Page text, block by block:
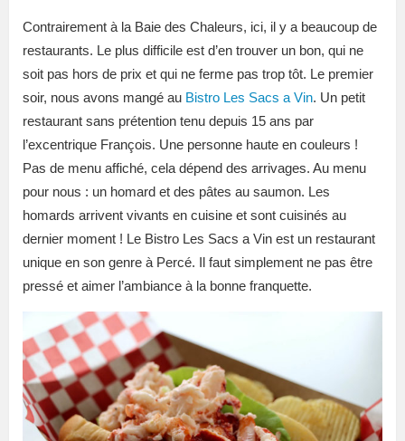
Contrairement à la Baie des Chaleurs, ici, il y a beaucoup de
restaurants. Le plus difficile est d’en trouver un bon, qui ne
soit pas hors de prix et qui ne ferme pas trop tôt. Le premier
soir, nous avons mangé au Bistro Les Sacs a Vin. Un petit
restaurant sans prétention tenu depuis 15 ans par
l’excentrique François. Une personne haute en couleurs !
Pas de menu affiché, cela dépend des arrivages. Au menu
pour nous : un homard et des pâtes au saumon. Les
homards arrivent vivants en cuisine et sont cuisinés au
dernier moment ! Le Bistro Les Sacs a Vin est un restaurant
unique en son genre à Percé. Il faut simplement ne pas être
pressé et aimer l’ambiance à la bonne franquette.